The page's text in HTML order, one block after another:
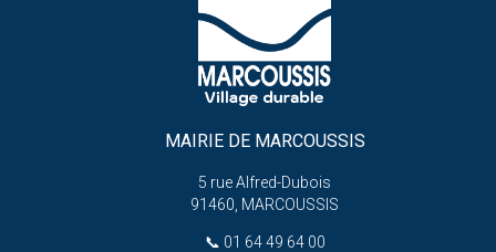
MAIRIE DE MARCOUSSIS
5 rue Alfred-Dubois
91460, MARCOUSSIS
📞 01 64 49 64 00